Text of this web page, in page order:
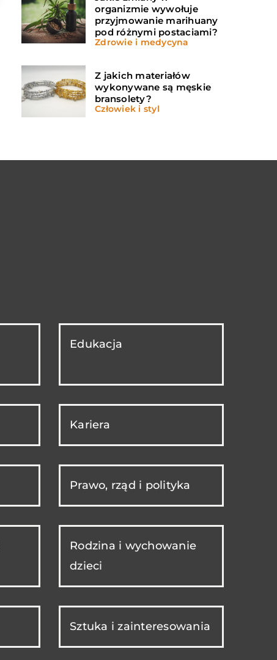
organizmie wywołuje
przyjmowanie marihuany
pod różnymi postaciami?
Zdrowie i medycyna
Z jakich materiałów
wykonywane są męskie
bransolety?
Człowiek i styl
Edukacja
Kariera
Prawo, rząd i polityka
Rodzina i wychowanie
dzieci
Sztuka i zainteresowania